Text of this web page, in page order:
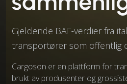
Gjeldende BAF-verdier fra
transportører som offentlig
Cargoson er en plattform for
brukt av produsenter og